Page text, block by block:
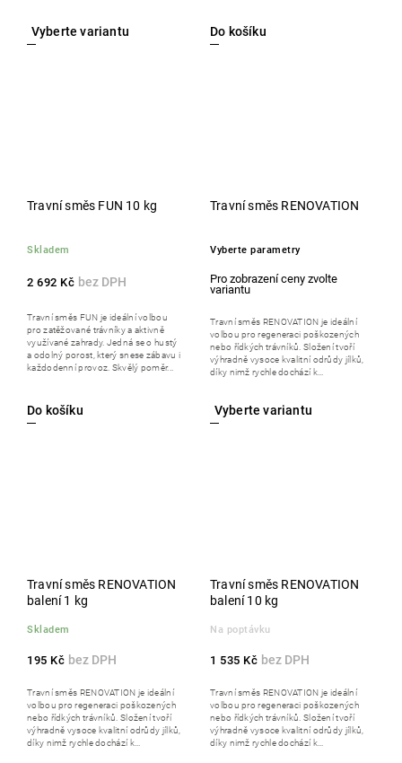
Do košíku
Travní směs FUN 10 kg
Skladem
2 692 Kč
Do košíku
Travní směs FUN je ideální volbou
pro zatěžované trávníky a aktivně
využívané zahrady. Jedná se o hustý
a odolný porost, který snese zábavu i
každodenní provoz. Skvělý poměr...
Travní směs RENOVATION
Vyberte parametry
Travní směs RENOVATION je ideální
volbou pro regeneraci poškozených
nebo řídkých trávníků. Složení tvoří
výhradně vysoce kvalitní odrůdy jílků,
díky nimž rychle dochází k...
Travní směs RENOVATION
balení 1 kg
Skladem
195 Kč
Travní směs RENOVATION je ideální
volbou pro regeneraci poškozených
nebo řídkých trávníků. Složení tvoří
výhradně vysoce kvalitní odrůdy jílků,
díky nimž rychle dochází k...
Travní směs RENOVATION
balení 10 kg
Na poptávku
1 535 Kč
Travní směs RENOVATION je ideální
volbou pro regeneraci poškozených
nebo řídkých trávníků. Složení tvoří
výhradně vysoce kvalitní odrůdy jílků,
díky nimž rychle dochází k...